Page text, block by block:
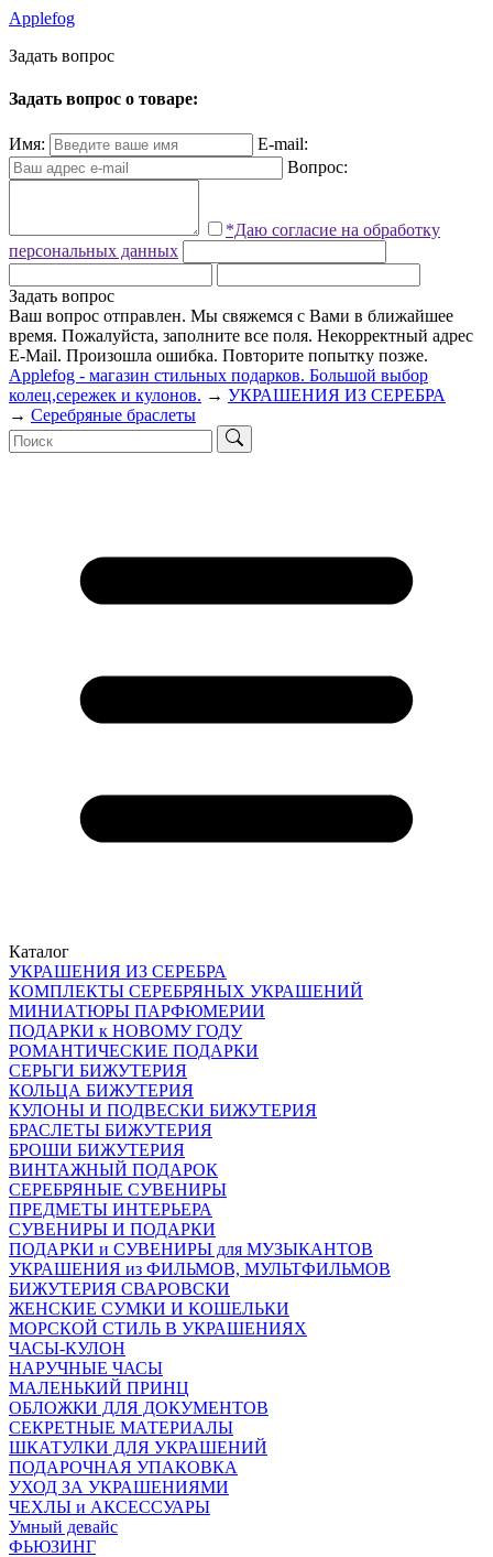
Applefog
Задать вопрос
Задать вопрос о товаре:
Имя:
E-mail:
Вопрос:
*Даю согласие на обработку
персональных данных
Задать вопрос
Ваш вопрос отправлен. Мы свяжемся с Вами в ближайшее
время. Пожалуйста, заполните все поля. Некорректный адрес
E-Mail. Произошла ошибка. Повторите попытку позже.
Applefog - магазин стильных подарков. Большой выбор
колец,сережек и кулонов. → УКРАШЕНИЯ ИЗ СЕРЕБРА
→ Серебряные браслеты
Каталог
УКРАШЕНИЯ ИЗ СЕРЕБРА
КОМПЛЕКТЫ СЕРЕБРЯНЫХ УКРАШЕНИЙ
МИНИАТЮРЫ ПАРФЮМЕРИИ
ПОДАРКИ к НОВОМУ ГОДУ
РОМАНТИЧЕСКИЕ ПОДАРКИ
СЕРЬГИ БИЖУТЕРИЯ
КОЛЬЦА БИЖУТЕРИЯ
КУЛОНЫ И ПОДВЕСКИ БИЖУТЕРИЯ
БРАСЛЕТЫ БИЖУТЕРИЯ
БРОШИ БИЖУТЕРИЯ
ВИНТАЖНЫЙ ПОДАРОК
СЕРЕБРЯНЫЕ СУВЕНИРЫ
ПРЕДМЕТЫ ИНТЕРЬЕРА
СУВЕНИРЫ И ПОДАРКИ
ПОДАРКИ и СУВЕНИРЫ для МУЗЫКАНТОВ
УКРАШЕНИЯ из ФИЛЬМОВ, МУЛЬТФИЛЬМОВ
БИЖУТЕРИЯ СВАРОВСКИ
ЖЕНСКИЕ СУМКИ И КОШЕЛЬКИ
МОРСКОЙ СТИЛЬ В УКРАШЕНИЯХ
ЧАСЫ-КУЛОН
НАРУЧНЫЕ ЧАСЫ
МАЛЕНЬКИЙ ПРИНЦ
ОБЛОЖКИ ДЛЯ ДОКУМЕНТОВ
СЕКРЕТНЫЕ МАТЕРИАЛЫ
ШКАТУЛКИ ДЛЯ УКРАШЕНИЙ
ПОДАРОЧНАЯ УПАКОВКА
УХОД ЗА УКРАШЕНИЯМИ
ЧEХЛЫ и АКСЕССУАРЫ
Умный девайс
ФЬЮЗИНГ